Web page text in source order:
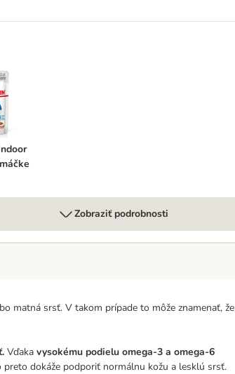
Sterilised v omáčke
Zobraziť podrobnosti
matná srsť. V takom prípade to môže znamenať, že
Vďaka vysokému podielu omega-3 a omega-6
dokáže podporiť normálnu kožu a lesklú srsť.